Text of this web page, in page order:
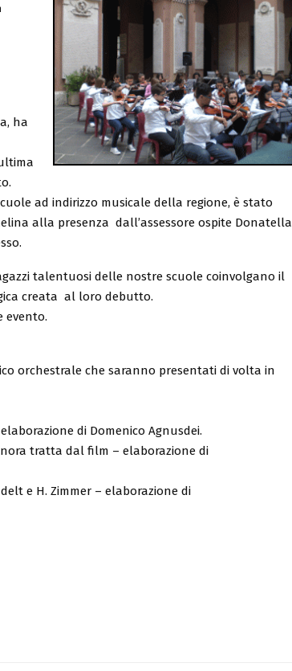
ha
ad indirizzo musicale della regione, è stato
alla presenza dall’assessore ospite Donatella
talentuosi delle nostre scuole coinvolgano il
creata al loro debutto.
evento.
orchestrale che saranno presentati di volta in
di Domenico Agnusdei.
tratta dal film – elaborazione di
e H. Zimmer – elaborazione di